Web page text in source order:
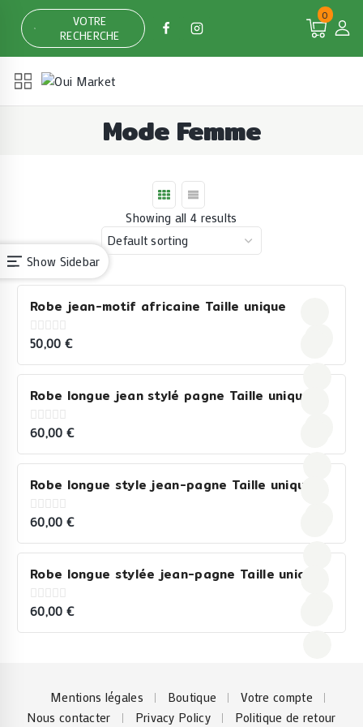
content
VOTRE
RECHERCHE
0
Show Sidebar
Mode Femme
Showing all 4 results
Robe jean-motif africaine Taille unique
0
of
5
50,00 €
Robe longue jean stylé pagne Taille unique
0
of
5
60,00 €
Robe longue style jean-pagne Taille unique
0
of
5
60,00 €
Robe longue stylée jean-pagne Taille unique
0
of
60,00 €
Mentions légales Boutique
Votre compte
Nous contacter
Privacy Policy Politique de retour